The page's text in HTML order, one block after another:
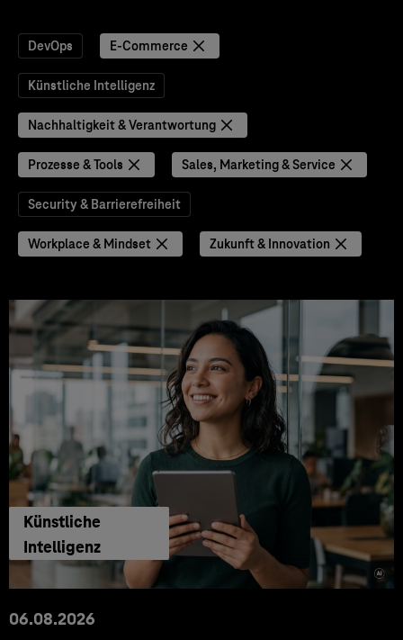
DevOps E-Commerce
Künstliche Intelligenz
Nachhaltigkeit & Verantwortung
Prozesse & Tools Sales, Marketing & Service
Security & Barrierefreiheit
Workplace & Mindset Zukunft & Innovation
Künstliche
Intelligenz
06.08.2026